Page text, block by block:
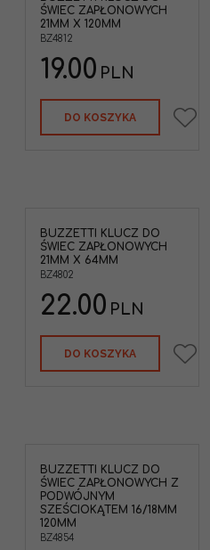
ŚWIEC ZAPŁONOWYCH
21MM X 120MM
BZ4812
19.00 PLN
DO KOSZYKA
BUZZETTI KLUCZ DO
ŚWIEC ZAPŁONOWYCH
21MM X 64MM
BZ4802
22.00 PLN
DO KOSZYKA
BUZZETTI KLUCZ DO
ŚWIEC ZAPŁONOWYCH Z
PODWÓJNYM
SZEŚCIOKĄTEM 16/18MM
120MM
BZ4854